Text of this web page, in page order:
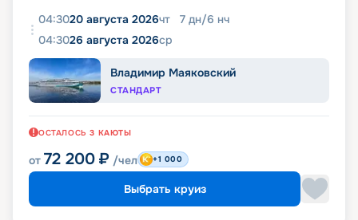
04:3020 августа 2026чт 7 дн/6 нч
04:3026 августа 2026ср
Владимир Маяковский
СТАНДАРТ
ОСТАЛОСЬ 3 КАЮТЫ
от 72 200 ₽ /чел +1 000
Выбрать круиз